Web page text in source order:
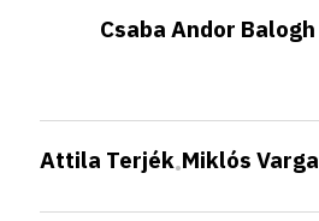
Csaba Andor Balogh
Attila Terjék•Miklós Varga